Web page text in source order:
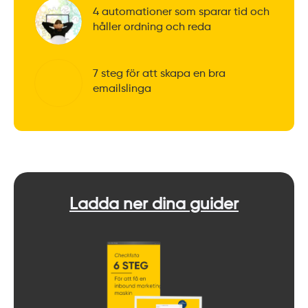
4 automationer som sparar tid och
håller ordning och reda
7 steg för att skapa en bra
emailslinga
Ladda ner dina guider